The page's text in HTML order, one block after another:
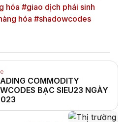
hóa #giao dịch phái sinh
hóa #shadowcodes
COMMODITY
BẠC SIEU23 NGÀY